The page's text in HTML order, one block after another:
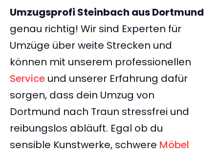
Umzugsprofi Steinbach aus Dortmund
genau richtig! Wir sind Experten für
Umzüge über weite Strecken und
können mit unserem professionellen
Service und unserer Erfahrung dafür
sorgen, dass dein Umzug von
Dortmund nach Traun stressfrei und
reibungslos abläuft. Egal ob du
sensible Kunstwerke, schwere Möbel